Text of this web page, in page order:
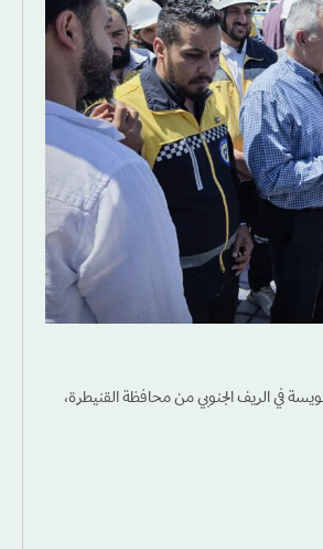
في الريف الجنوبي من محافظة القنيطرة،